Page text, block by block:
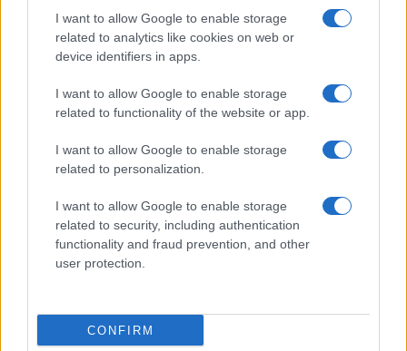
I want to allow Google to enable storage
related to analytics like cookies on web or
device identifiers in apps.
I want to allow Google to enable storage
related to functionality of the website or app.
I want to allow Google to enable storage
related to personalization.
I want to allow Google to enable storage
related to security, including authentication
functionality and fraud prevention, and other
user protection.
CONFIRM
Basket Serie A: guida ai ruoli, al budget e alle
metriche
Andrea Conforti · 7 Ago 2026
PIÙ LETTI
FIBA U16 EuroBasket 2026: la formazione italiana e le
2 Camp Estivo di Basket: Divertimento e Apprendimento
per Giovani Atleti